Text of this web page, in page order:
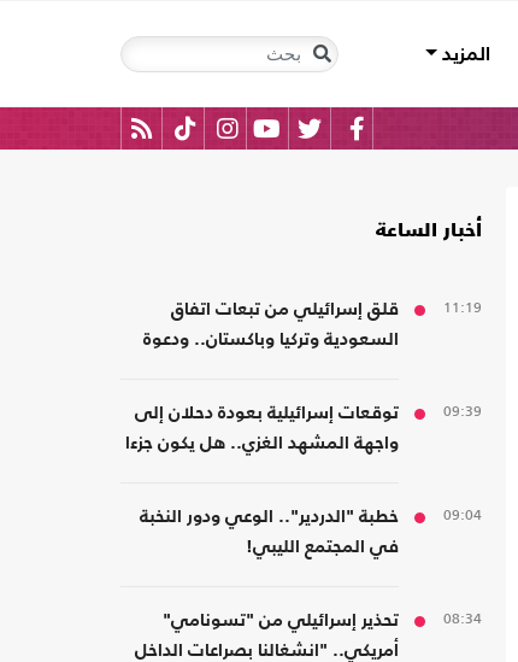
المزيد
أخبار الساعة
11:19
قلق إسرائيلي من تبعات اتفاق
السعودية وتركيا وباكستان.. ودعوة
09:39
توقعات إسرائيلية بعودة دحلان إلى
واجهة المشهد الغزي.. هل يكون جزءا
09:04
خطبة "الدردير".. الوعي ودور النخبة
في المجتمع الليبي!
08:34
تحذير إسرائيلي من "تسونامي"
أمريكي.. "انشغالنا بصراعات الداخل